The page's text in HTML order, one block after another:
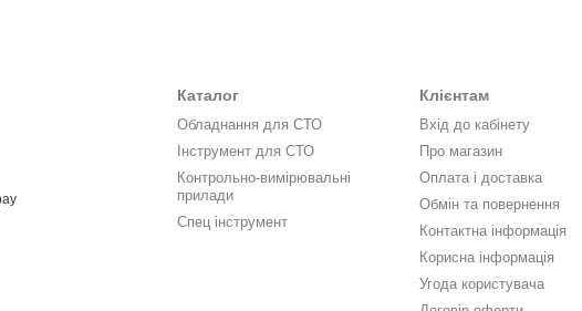
Каталог
Обладнання для СТО
Інструмент для СТО
Контрольно-вимірювальні
прилади
Спец інструмент
Клієнтам
Вхід до кабінету
Про магазин
Оплата і доставка
Обмін та повернення
Контактна інформація
Корисна інформація
Угода користувача